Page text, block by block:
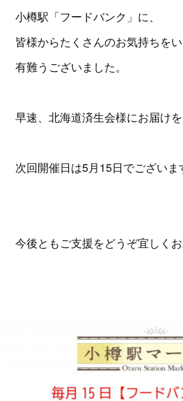
小樽駅「フードバンク」に、
皆様からたくさんのお気持ちをい
有難うございました。
早速、北海道済生会様にお届けを
次回開催日は5月15日でございま
今後ともご支援をどうぞ宜しく